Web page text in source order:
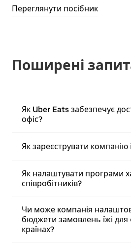
Переглянути посібник
Поширені
Як Uber Eats забезпечує
офіс?
Як зареєструвати компанію
Як налаштувати програми
співробітників?
Чи може компанія
бюджети замовлень їжі для
країнах?